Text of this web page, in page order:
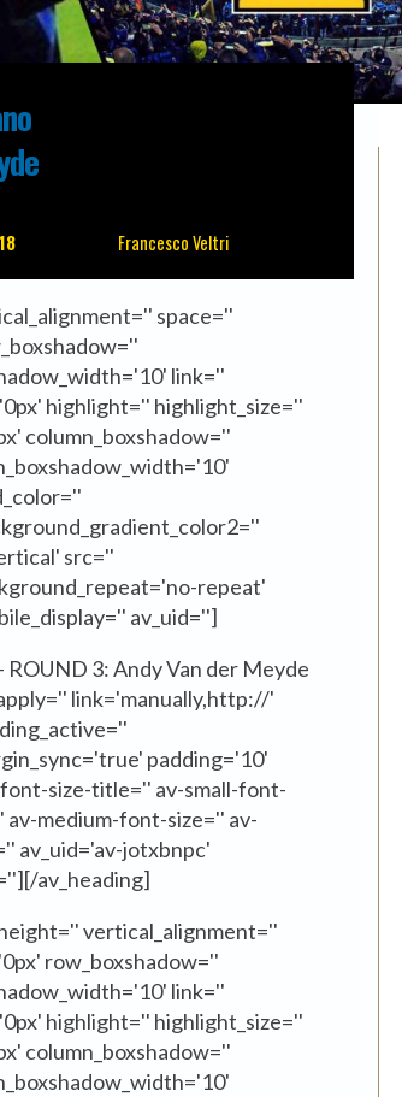
Francesco Veltri
space=''
link=''
highlight='' highlight_size=''
column_boxshadow=''
src=''
repeat'
av_uid='']
3: Andy Van der Meyde
link='manually,http://'
padding='10'
size-title='' av-small-font-
medium-font-size='' av-
av_uid='av-jotxbnpc'
av_heading]
vertical_alignment=''
row_boxshadow=''
link=''
highlight='' highlight_size=''
column_boxshadow=''